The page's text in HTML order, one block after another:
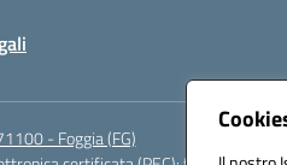
- Foggia (FG)